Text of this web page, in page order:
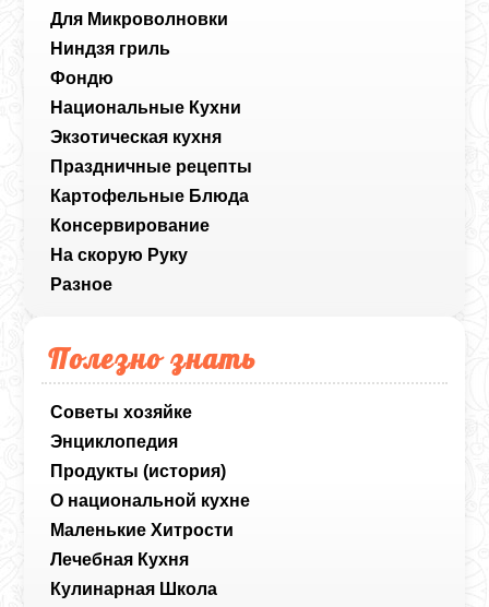
Для Микроволновки
Ниндзя гриль
Фондю
Национальные Кухни
Экзотическая кухня
Праздничные рецепты
Картофельные Блюда
Консервирование
На скорую Руку
Разное
Полезно знать
Советы хозяйке
Энциклопедия
Продукты (история)
О национальной кухне
Маленькие Хитрости
Лечебная Кухня
Кулинарная Школа